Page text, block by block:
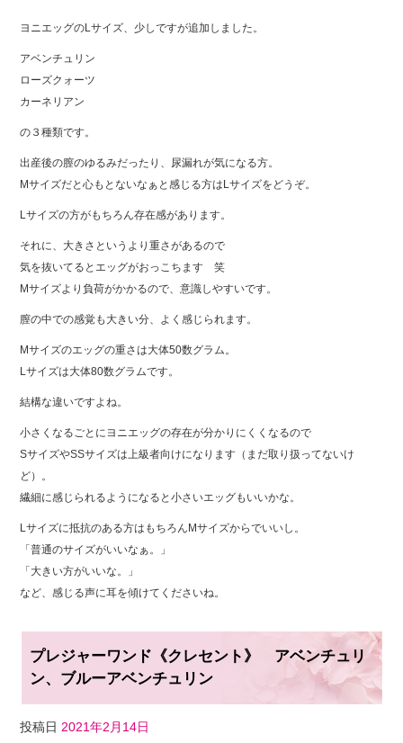
a
c
e
b
o
o
k
wi
er
n
ヨニエッグのLサイズ、少しですが追加しました。
アベンチュリン
ローズクォーツ
カーネリアン
の３種類です。
出産後の膣のゆるみだったり、尿漏れが気になる方。
Mサイズだと心もとないなぁと感じる方はLサイズをどうぞ。
Lサイズの方がもちろん存在感があります。
それに、大きさというより重さがあるので
気を抜いてるとエッグがおっこちます 笑
Mサイズより負荷がかかるので、意識しやすいです。
膣の中での感覚も大きい分、よく感じられます。
Mサイズのエッグの重さは大体50数グラム。
Lサイズは大体80数グラムです。
結構な違いですよね。
小さくなるごとにヨニエッグの存在が分かりにくくなるので
SサイズやSSサイズは上級者向けになります（まだ取り扱ってないけ
ど）。
繊細に感じられるようになると小さいエッグもいいかな。
Lサイズに抵抗のある方はもちろんMサイズからでいいし。
「普通のサイズがいいなぁ。」
「大きい方がいいな。」
など、感じる声に耳を傾けてくださいね。
プレジャーワンド《クレセント》 アベンチュリ
ン、ブルーアベンチュリン
投稿日 2021年2月14日